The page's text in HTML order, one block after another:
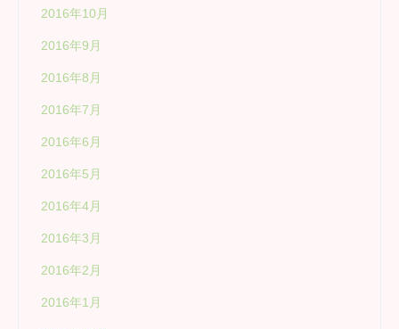
2016年10月
2016年9月
2016年8月
2016年7月
2016年6月
2016年5月
2016年4月
2016年3月
2016年2月
2016年1月